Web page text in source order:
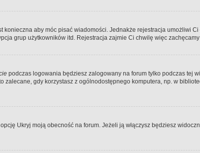
konieczna aby móc pisać wiadomości. Jednakże rejestracja umożliwi
grup użytkowników itd. Rejestracja zajmie Ci chwilę więc
podczas logowania będziesz zalogowany na forum tylko podczas tej
zalecane, gdy korzystasz z ogólnodostępnego komputera, np. w
Ukryj moją obecność na forum. Jeżeli ją włączysz będziesz